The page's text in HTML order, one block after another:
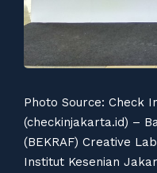
Photo Source: Check
(checkinjakarta.id) –
(BEKRAF) Creative
Institut Kesenian